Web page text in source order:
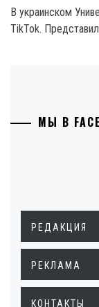
В украинском
ТikТоk.
МЫ В
РЕДАКЦИЯ
РЕКЛАМА
КОНТАКТЫ